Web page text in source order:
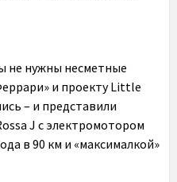
не нужны несметные
и проекту Little
– и представили
J с электромотором
в 90 км и «максималкой»